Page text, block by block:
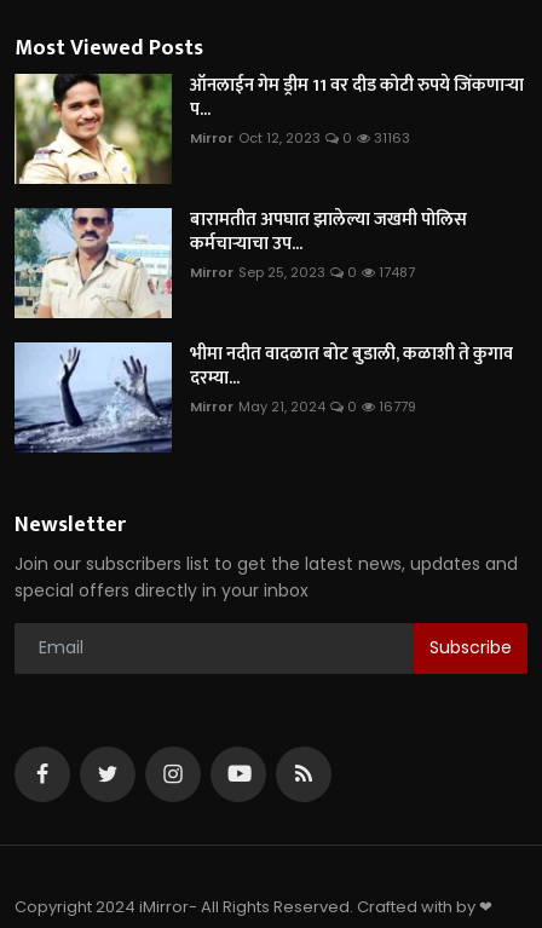
Most Viewed Posts
ऑनलाईन गेम ड्रीम 11 वर दीड कोटी रुपये जिंकणाऱ्या
प...
Mirror Oct 12, 2023 0 31163
बारामतीत अपघात झालेल्या जखमी पोलिस
कर्मचाऱ्याचा उप...
Mirror Sep 25, 2023 0 17487
भीमा नदीत वादळात बोट बुडाली, कळाशी ते कुगाव
दरम्या...
Mirror May 21, 2024 0 16779
Newsletter
Join our subscribers list to get the latest news, updates and
special offers directly in your inbox
Subscribe
Copyright 2024 iMirror- All Rights Reserved. Crafted with by ❤